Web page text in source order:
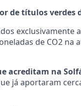
de títulos verdes
exclusivamente
de CO2 na
acreditam na
já aportaram